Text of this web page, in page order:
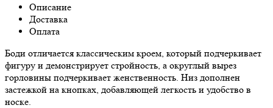
Описание
Доставка
Оплата
Боди отличается классическим кроем, который подчеркивает
фигуру и демонстрирует стройность, а округлый вырез
горловины подчеркивает женственность. Низ дополнен
застежкой на кнопках, добавляющей легкость и удобство в
носке.